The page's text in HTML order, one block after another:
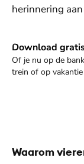
herinnering
Download
Of je nu op de
trein of op
Download de
Waarom